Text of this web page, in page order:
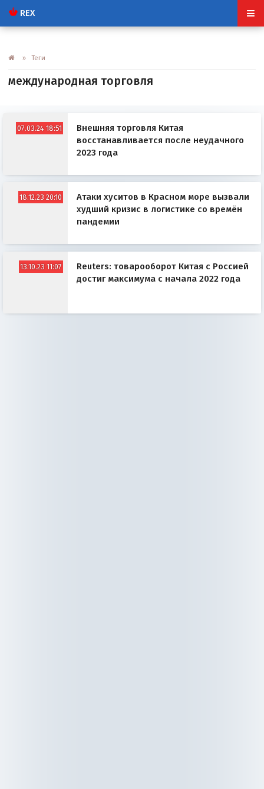
REX
» Теги
международная торговля
07.03.24 18:51
Внешняя торговля Китая
восстанавливается после неудачного
2023 года
18.12.23 20:10
Атаки хуситов в Красном море вызвали
худший кризис в логистике со времён
пандемии
13.10.23 11:07
Reuters: товарооборот Китая с Россией
достиг максимума с начала 2022 года